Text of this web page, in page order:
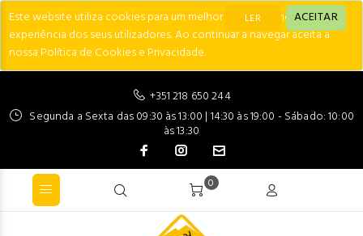
Este website utiliza cookies para um melhor desempenho e
experiência dos seus utilizadores. Ao continuar a navegar aceita a
nossa Política de Cookies e Privacidade.
LER ACEITAR
+351 218 650 244
Segunda a Sexta das 09:30 às 13:00 | 14:30 às 19:00 - Sábado: 10:00
às 13:30
0